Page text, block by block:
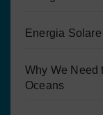
Energia Solare
Why We Need
Oceans